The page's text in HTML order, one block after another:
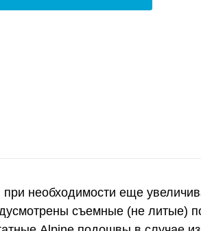
необходимости еще
съемные (не литые)